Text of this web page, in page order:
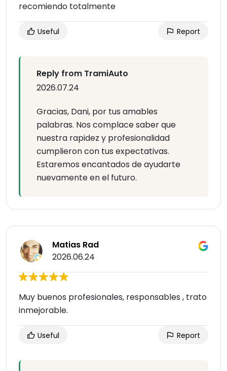
recomiendo totalmente
Useful Report
Reply from TramiAuto
2026.07.24
Gracias, Dani, por tus amables
palabras. Nos complace saber que
nuestra rapidez y profesionalidad
cumplieron con tus expectativas.
Estaremos encantados de ayudarte
nuevamente en el futuro.
Matias Rad
2026.06.24
Muy buenos profesionales, responsables , trato
inmejorable.
Useful Report